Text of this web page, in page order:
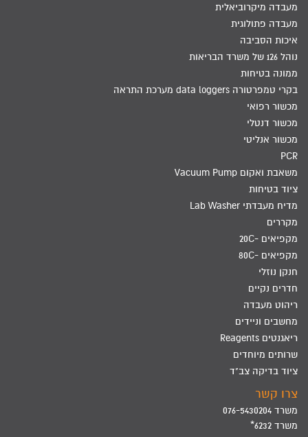
מעבדה מיקרוביאלית
מעבדה פתולוגית
איכות הסביבה
נוהל 126 של משרד הבריאות
ממונה בטיחות
בקרי טמפרטורה data loggers מערכת התראה
מכשור רפואי
מכשור דנטלי
מכשור אנליטי
PCR
משאבת ואקום Vacuum Pump
ציוד בטיחות
מדיח מעבדתי Lab Washer
מקררים
מקפיאים -20C
מקפיאים -80C
חנקן נוזלי
חדרים נקיים
ריהוט מעבדה
מחשבים וניידים
ריאגנטים Reagents
שרותים מיוחדים
ציוד בדיקה צב"ד
צרו קשר
משרד 076-5430204
משרד 6232*